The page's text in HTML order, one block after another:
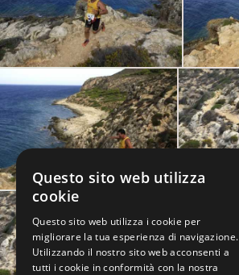
Questo sito web utilizza
cookie
Questo sito web utilizza i cookie per
migliorare la tua esperienza di navigazione.
Utilizzando il nostro sito web acconsenti a
tutti i cookie in conformità con la nostra